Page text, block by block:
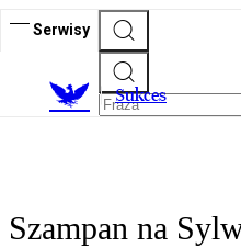
Serwisy
Sukces
Szampan na